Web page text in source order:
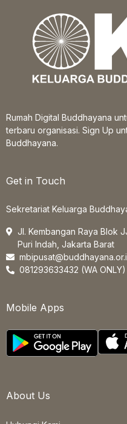
Rumah Digital Buddhayana
terbaru organisasi. Sign Up
Buddhayana.
Get in Touch
Sekretariat Keluarga
Jl. Kembangan Raya Blok
Puri Indah, Jakarta Barat
081293633432 (WA ONLY)
Mobile Apps
About Us